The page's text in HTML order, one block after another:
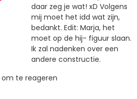
daar zeg je wat! xD Volgens
mij moet het idd wat zijn,
bedankt. Edit: Marja, het
moet op de hij- figuur slaan.
Ik zal nadenken over een
andere constructie.
om te reageren